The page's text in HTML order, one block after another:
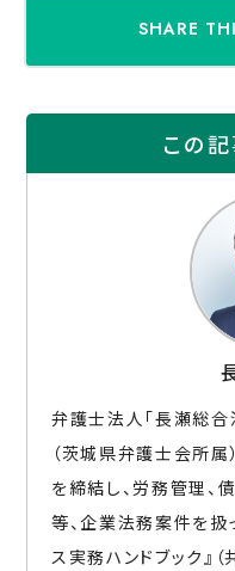
SHARE
この
弁護士法人「長瀬総
（茨城県弁護士会所
を締結し、労務管理、
等、企業法務案件を扱
ス実務ハンドブック』